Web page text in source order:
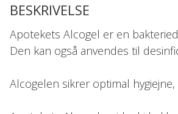
BESKRIVELSE
Apotekets Alcogel er en
Den kan også anvendes til
Alcogelen sikrer optimal